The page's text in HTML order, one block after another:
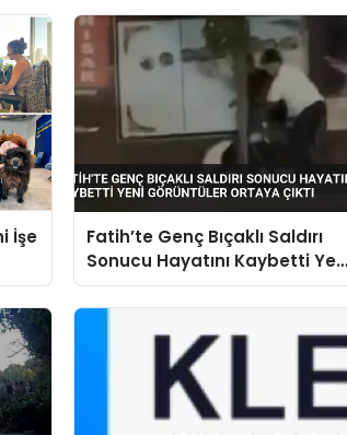
İşe
Fatih’te Genç Bıçaklı Saldırı
Sonucu Hayatını Kaybetti
Görüntüler Ortaya Çıktı